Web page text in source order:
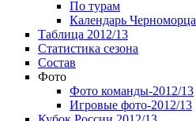
По турам
Календарь Черноморца
Таблица 2012/13
Статистика сезона
Состав
Фото
Фото команды-2012/13
Игровые фото-2012/13